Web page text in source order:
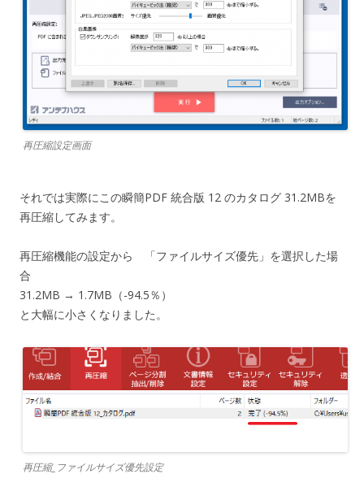
再圧縮設定画面
それでは実際にこの瞬簡PDF 統合版 12 のカタログ 31.2MBを
再圧縮してみます。
再圧縮機能の設定から 「ファイルサイズ優先」を選択した場
合
31.2MB → 1.7MB（-94.5％）
と大幅に小さくなりました。
再圧縮_ファイルサイズ優先設定